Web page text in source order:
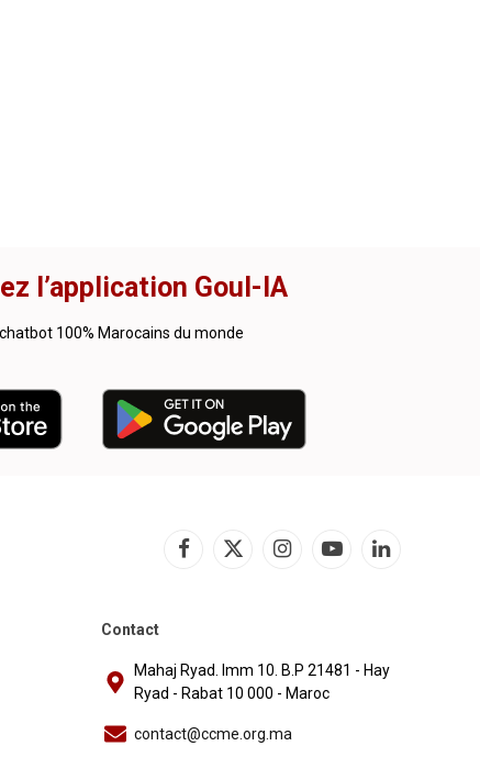
l’application Goul-IA
100% Marocains du monde
Facebook
X
InstagramYouTubeLinkedIn
Contact
Mahaj Ryad. Imm 10. B.P 21481 - Hay
Ryad - Rabat 10 000 - Maroc
contact@ccme.org.ma